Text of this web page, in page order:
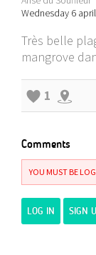
Wednesday 6
Très belle
mangrove
1
Comments
YOU MUST BE
LOG IN SIGN